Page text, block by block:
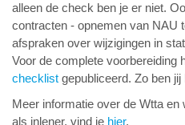
alleen de check ben je er niet.
contracten - opnemen van NAU
afspraken over wijzigingen in
Voor de complete voorbereiding
checklist gepubliceerd. Zo ben
Meer informatie over de Wtta
als inlener, vind je hier.